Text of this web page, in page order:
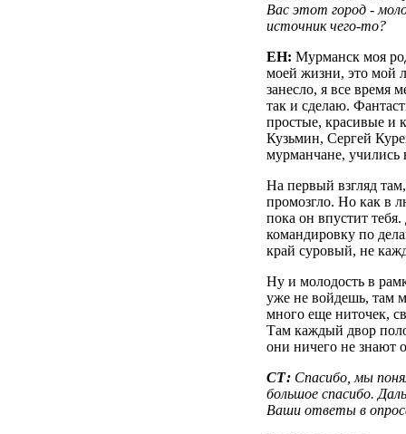
Вас этот город -
источник чего-то?
ЕН: Мурманск моя
моей жизни, это мой
занесло, я все время
так и сделаю.
простые, красивые и
Кузьмин, Сергей
мурманчане,
На первый взгляд
промозгло. Но как в
пока он впустит
командировку по
край суровый, не
Ну и молодость в
уже не войдешь, там
много еще ниточек,
Там каждый двор
они ничего не знают
СТ: Спасибо, мы
большое спасибо.
Ваши ответы в